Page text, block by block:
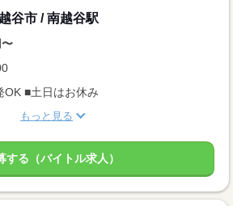
谷市 / 南越谷駅
OK ■土日はお休み
もっと見る
する（バイトル求人）